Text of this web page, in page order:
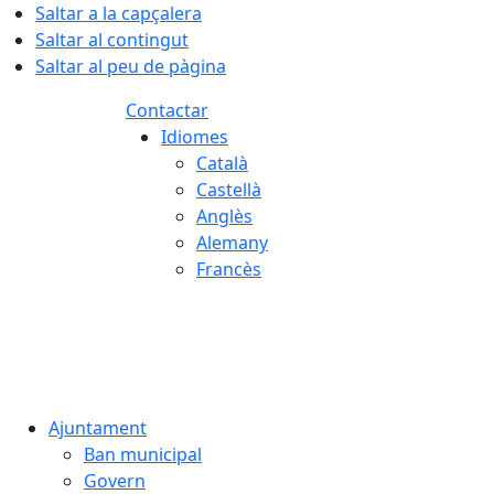
Saltar a la capçalera
Saltar al contingut
Saltar al peu de pàgina
Contactar
Idiomes
Català
Castellà
Anglès
Alemany
Francès
Ajuntament
Ban municipal
Govern